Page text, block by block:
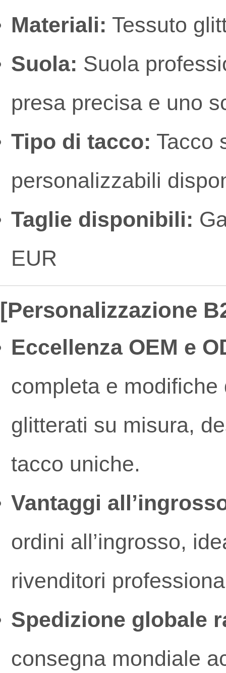
Materiali: Tessuto
Suola: Suola
presa precisa e uno
Tipo di tacco: Tacco
personalizzabili
Taglie disponibili:
EUR
[Personalizzazione
Eccellenza OEM e
completa e
glitterati su misura,
tacco uniche.
Vantaggi
ordini all’ingrosso,
rivenditori
Spedizione globale
consegna mondiale